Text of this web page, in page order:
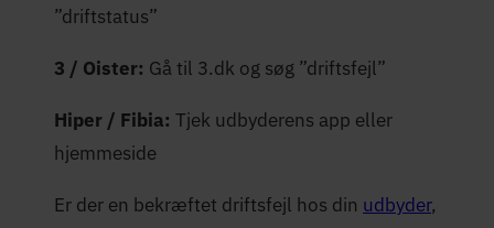
”driftstatus”
3 / Oister: Gå til 3.dk og søg ”driftsfejl”
Hiper / Fibia: Tjek udbyderens app eller
hjemmeside
Er der en bekræftet driftsfejl hos din udbyder,